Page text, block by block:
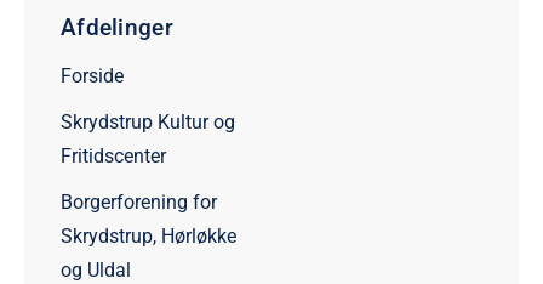
Afdelinger
Forside
Skrydstrup Kultur og
Fritidscenter
Borgerforening for
Skrydstrup, Hørløkke
og Uldal